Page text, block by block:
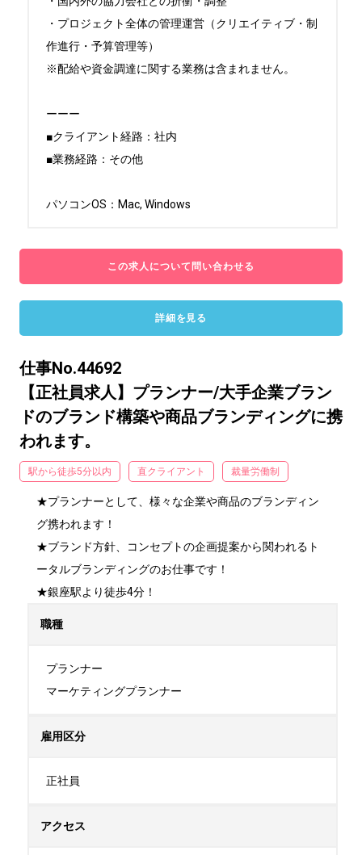
・プロジェクト全体の管理運営（クリエイティブ・制
作進行・予算管理等）
※配給や資金調達に関する業務は含まれません。
ーーー
■クライアント経路：社内
■業務経路：その他
パソコンOS：Mac, Windows
この求人について問い合わせる
詳細を見る
仕事No.44692
【正社員求人】プランナー/大手企業ブラン
ドのブランド構築や商品ブランディングに携
われます。
駅から徒歩5分以内 直クライアント 裁量労働制
★プランナーとして、様々な企業や商品のブランディン
グ携われます！
★ブランド方針、コンセプトの企画提案から関われるト
ータルブランディングのお仕事です！
★銀座駅より徒歩4分！
職種
プランナー
マーケティングプランナー
雇用区分
正社員
アクセス